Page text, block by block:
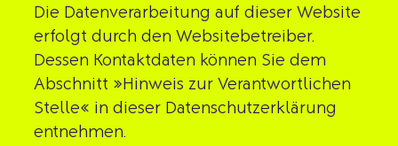
Die Datenverarbeitung auf dieser Website
erfolgt durch den Websitebetreiber.
Dessen Kontaktdaten können Sie dem
Abschnitt »Hinweis zur Verantwortlichen
Stelle« in dieser Datenschutzerklärung
entnehmen.